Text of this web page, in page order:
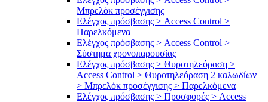
Μπρελόκ προσέγγισης
Ελέγχος πρόσβασης > Access Control >
Παρελκόμενα
Ελέγχος πρόσβασης > Access Control >
Σύστημα χρονοπαρουσίας
Ελέγχος πρόσβασης > Θυροτηλεόραση >
Access Control > Θυροτηλεόραση 2 καλωδίων
> Μπρελόκ προσέγγισης > Παρελκόμενα
Ελέγχος πρόσβασης > Προσφορές > Access